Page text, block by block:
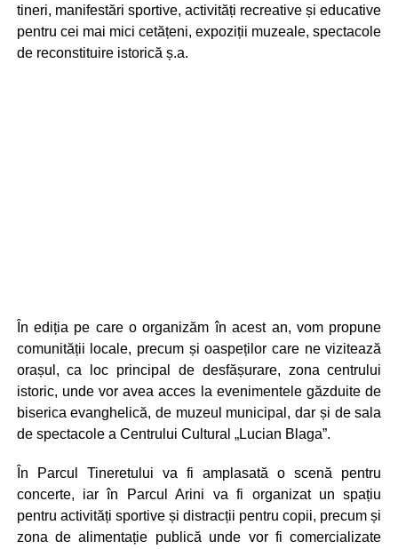
tineri, manifestări sportive, activități recreative și educative
pentru cei mai mici cetățeni, expoziții muzeale, spectacole
de reconstituire istorică ș.a.
În ediția pe care o organizăm în acest an, vom propune
comunității locale, precum și oaspeților care ne vizitează
orașul, ca loc principal de desfășurare, zona centrului
istoric, unde vor avea acces la evenimentele găzduite de
biserica evanghelică, de muzeul municipal, dar și de sala
de spectacole a Centrului Cultural „Lucian Blaga”.
În Parcul Tineretului va fi amplasată o scenă pentru
concerte, iar în Parcul Arini va fi organizat un spațiu
pentru activități sportive și distracții pentru copii, precum și
zona de alimentație publică unde vor fi comercializate